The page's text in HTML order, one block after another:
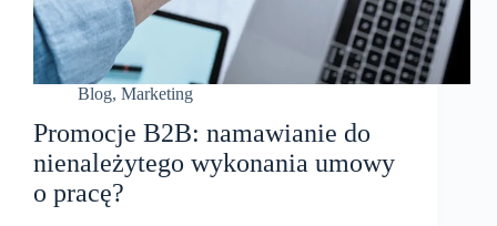
Blog, Marketing
Promocje B2B: namawianie do
nienależytego wykonania umowy
o pracę?